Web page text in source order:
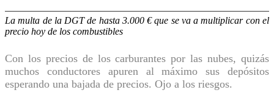
La multa de la DGT de hasta 3.000 € que se va a multiplicar con el
precio hoy de los combustibles
Con los precios de los carburantes por las nubes, quizás
muchos conductores apuren al máximo sus depósitos
esperando una bajada de precios. Ojo a los riesgos.